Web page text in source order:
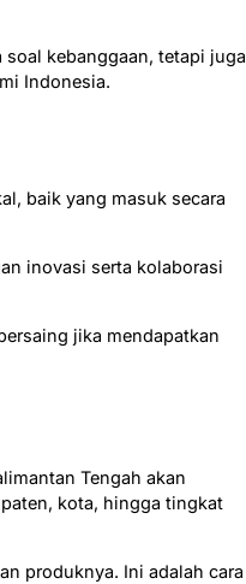
kebanggaan, tetapi juga
Indonesia.
baik yang masuk secara
inovasi serta kolaborasi
jika mendapatkan
Tengah akan
kota, hingga tingkat
produknya. Ini adalah cara